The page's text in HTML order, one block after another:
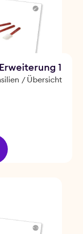
1
/Übersicht